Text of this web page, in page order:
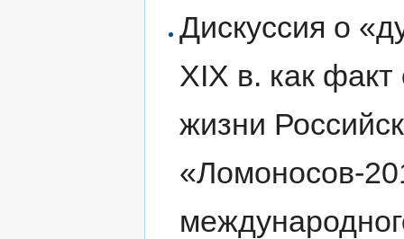
Дискуссия о
XIX в. как
жизни
«Ломоносов-